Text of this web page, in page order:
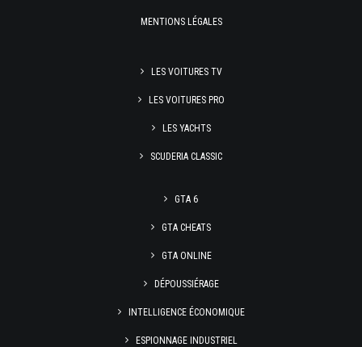
MENTIONS LÉGALES
LES VOITURES TV
LES VOITURES PRO
LES YACHTS
SCUDERIA CLASSIC
GTA 6
GTA CHEATS
GTA ONLINE
DÉPOUSSIÉRAGE
INTELLIGENCE ÉCONOMIQUE
ESPIONNAGE INDUSTRIEL